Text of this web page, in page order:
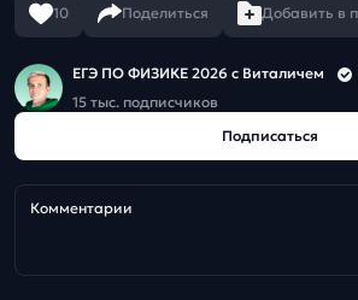
10 Поделиться Добавить в
ЕГЭ ПО ФИЗИКЕ 2026 с Виталичем
15 тыс. подписчиков
Подписаться
Комментарии